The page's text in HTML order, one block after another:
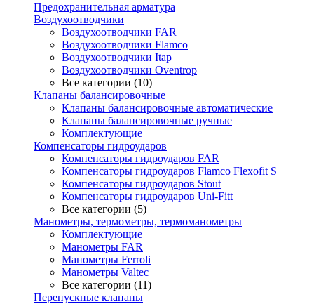
Предохранительная арматура
Воздухоотводчики
Воздухоотводчики FAR
Воздухоотводчики Flamco
Воздухоотводчики Itap
Воздухоотводчики Oventrop
Все категории (10)
Клапаны балансировочные
Клапаны балансировочные автоматические
Клапаны балансировочные ручные
Комплектующие
Компенсаторы гидроударов
Компенсаторы гидроударов FAR
Компенсаторы гидроударов Flamco Flexofit S
Компенсаторы гидроударов Stout
Компенсаторы гидроударов Uni-Fitt
Все категории (5)
Манометры, термометры, термоманометры
Комплектующие
Манометры FAR
Манометры Ferroli
Манометры Valtec
Все категории (11)
Перепускные клапаны